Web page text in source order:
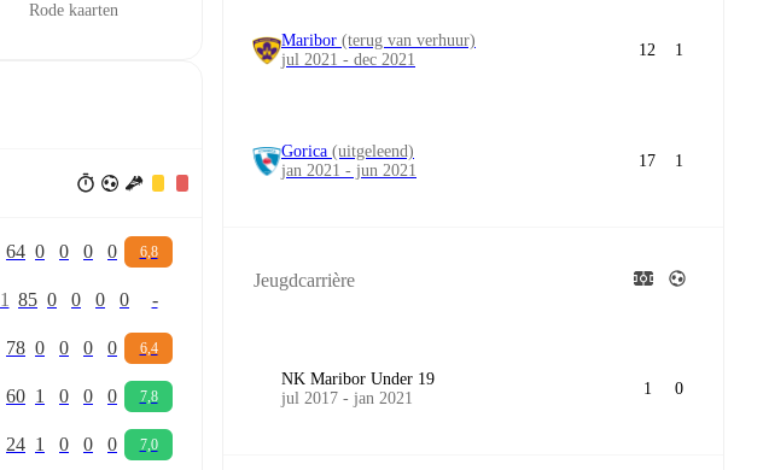
Rode kaarten
64 0 0 0 0 6,8
1 85 0 0 0 0 -
78 0 0 0 0 6,4
60 1 0 0 0 7,8
24 1 0 0 0 7,0
Maribor (terug van verhuur)
jul 2021 - dec 2021
12 1
Gorica (uitgeleend)
jan 2021 - jun 2021
17 1
Jeugdcarrière
NK Maribor Under 19
jul 2017 - jan 2021
1 0